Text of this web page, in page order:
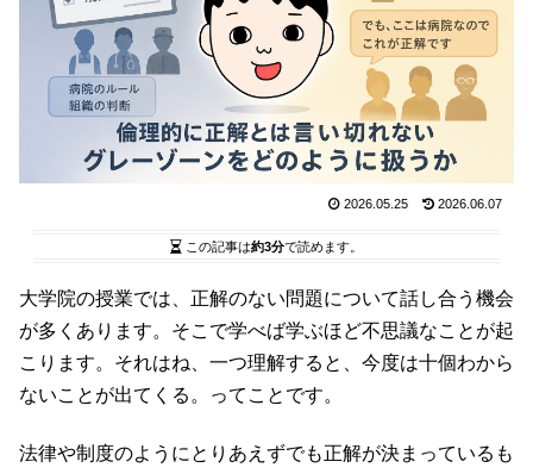
2026.05.25 2026.06.07
この記事は約3分で読めます。
大学院の授業では、正解のない問題について話し合う機会
が多くあります。そこで学べば学ぶほど不思議なことが起
こります。それはね、一つ理解すると、今度は十個わから
ないことが出てくる。ってことです。
法律や制度のようにとりあえずでも正解が決まっているも